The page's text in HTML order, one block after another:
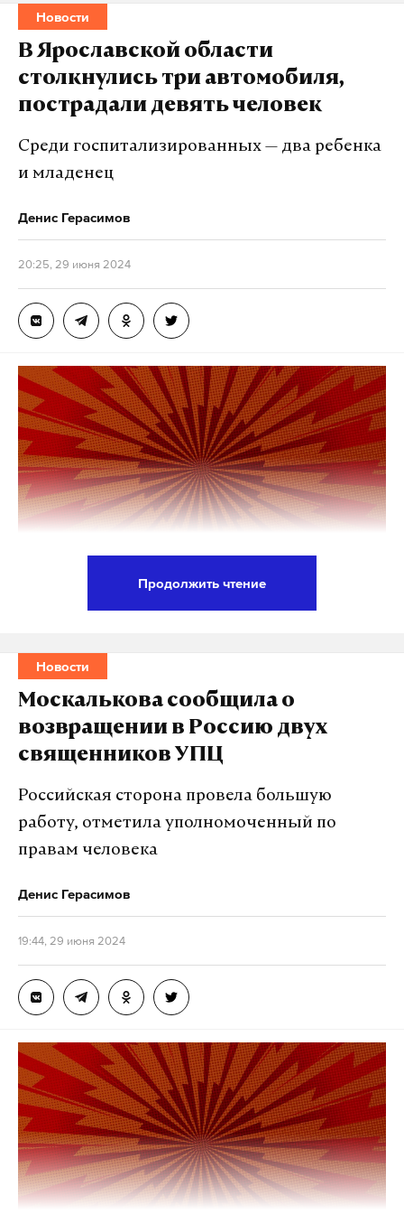
Подпишитесь на Daily Storm в
работает там, где тормозит интернет.
А еще мы есть в Telegram,ДзениVK.
Дзен
Брянской областью, девять — над Смоленской,
два — над Курской и по одному — над Ростовской и
В Брянской области семь дронов сбили над
Трубчевским, Навлинским и Суземским
районами, разрушений и пострадавших нет,
рассказалгубернатор Александр Богомаз. В
Смоленской области девять БПЛА попытались
атаковать военный объект в Починковском
Новости
В Ярославской области
столкнулись три автомобиля,
пострадали девять человек
Среди госпитализированных — два ребенка
и младенец
Денис Герасимов
20:25, 29 июня 2024
девять человек. Об этом сообщило региональное
управление МВД.
Полицейские отметили, что авария случилась в
Некрасовском районе. Там столкнулись два
автомобиля Renault и один Deawoo.
Среди пострадавших — девять человек, в том
числе двое детей и младенец. Получившие
Подпишитесь на Daily Storm в
А еще мы есть вTelegram,ДзениVK.
Макс Telegram
Дзен VK
#ярославская область #пострадавшие # дтп
Продолжить чтение
Новости
Москалькова сообщила о
возвращении в Россию двух
священников УПЦ
Российская сторона провела большую
работу, отметила уполномоченный по
правам человека
Денис Герасимов
19:44, 29 июня 2024